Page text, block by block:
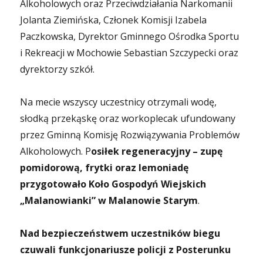
Alkoholowych oraz Przeciwdziałania Narkomanii
Jolanta Ziemińska, Członek Komisji Izabela
Paczkowska, Dyrektor Gminnego Ośrodka Sportu
i Rekreacji w Mochowie Sebastian Szczypecki oraz
dyrektorzy szkół.
Na mecie wszyscy uczestnicy otrzymali wodę,
słodką przekąskę oraz workoplecak ufundowany
przez Gminną Komisję Rozwiązywania Problemów
Alkoholowych. Posiłek regeneracyjny – zupę
pomidorową, frytki oraz lemoniadę
przygotowało Koło Gospodyń Wiejskich
„Malanowianki” w Malanowie Starym.
Nad bezpieczeństwem uczestników biegu
czuwali funkcjonariusze policji z Posterunku